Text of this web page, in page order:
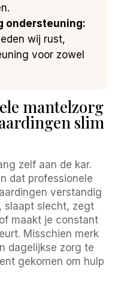
ondersteuning:
wij rust,
voor zowel
mantelzorg
slim
zelf aan de kar.
dat professionele
verstandig
slaapt slecht, zegt
maakt je constant
Misschien merk
dagelijkse zorg te
gekomen om hulp